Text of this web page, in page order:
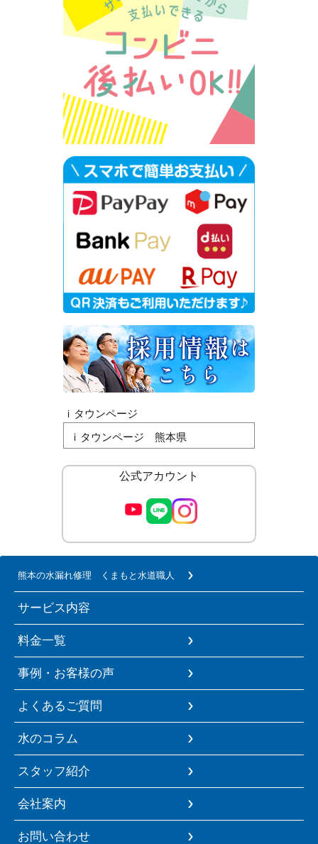
ｉタウンページ
ｉタウンページ 熊本県
公式アカウント
熊本の水漏れ修理 くまもと水道職人
サービス内容
料金一覧
事例・お客様の声
よくあるご質問
水のコラム
スタッフ紹介
会社案内
お問い合わせ